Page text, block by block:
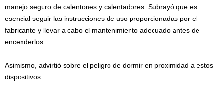
manejo seguro de calentones y calentadores. Subrayó que es
esencial seguir las instrucciones de uso proporcionadas por el
fabricante y llevar a cabo el mantenimiento adecuado antes de
encenderlos.
Asimismo, advirtió sobre el peligro de dormir en proximidad a estos
dispositivos.